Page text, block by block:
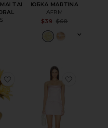
TAI
ЮБКА MARTINA
AFRM
$39 $68
LUMI
избранноеКЛАТЧ DEE DEE